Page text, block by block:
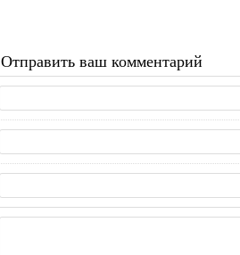
Отправить ваш комментарий